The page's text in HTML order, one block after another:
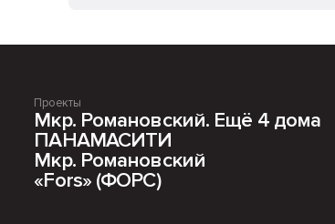
Проекты
Мкр. Романовский. Ещё 4 дома
ПАНАМАСИТИ
Мкр. Романовский
«Fors» (ФОРС)